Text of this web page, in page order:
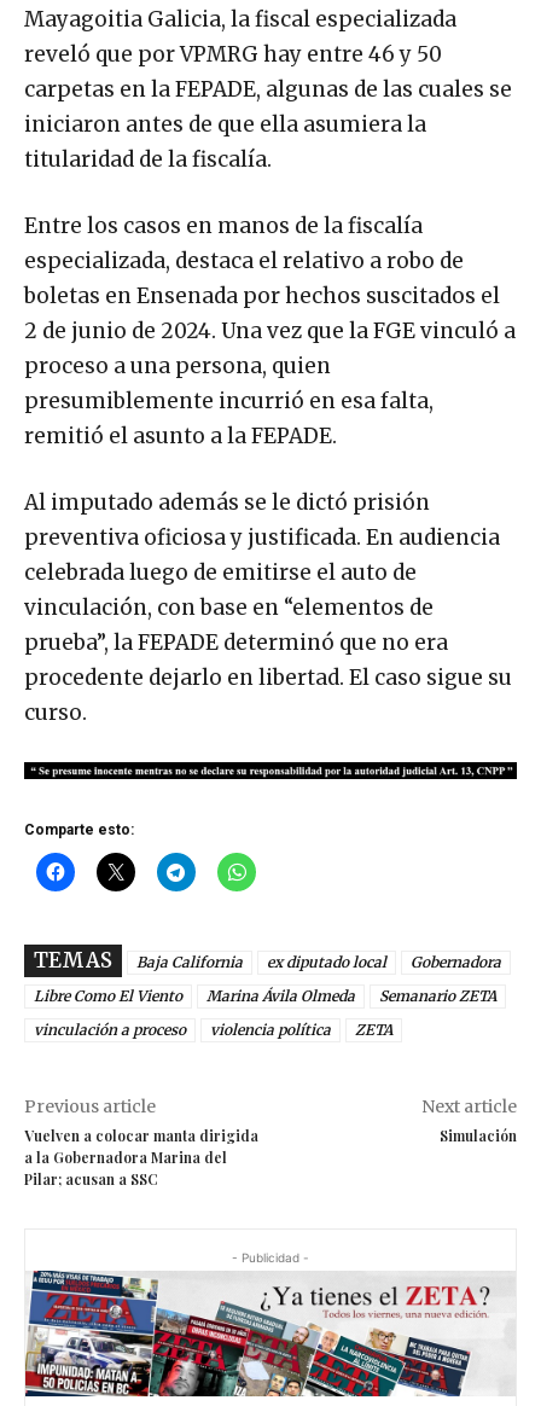
Mayagoitia Galicia, la fiscal especializada
reveló que por VPMRG hay entre 46 y 50
carpetas en la FEPADE, algunas de las cuales se
iniciaron antes de que ella asumiera la
titularidad de la fiscalía.
Entre los casos en manos de la fiscalía
especializada, destaca el relativo a robo de
boletas en Ensenada por hechos suscitados el
2 de junio de 2024. Una vez que la FGE vinculó a
proceso a una persona, quien
presumiblemente incurrió en esa falta,
remitió el asunto a la FEPADE.
Al imputado además se le dictó prisión
preventiva oficiosa y justificada. En audiencia
celebrada luego de emitirse el auto de
vinculación, con base en “elementos de
prueba”, la FEPADE determinó que no era
procedente dejarlo en libertad. El caso sigue su
curso.
Comparte esto:
TEMAS Baja California ex diputado local
Gobernadora
Libre Como El Viento
Marina Ávila Olmeda
Semanario ZETA
vinculación a proceso
violencia política ZETA
Previous article
Vuelven a colocar manta dirigida
a la Gobernadora Marina del
Pilar; acusan a SSC
Next article
Simulación
- Publicidad -